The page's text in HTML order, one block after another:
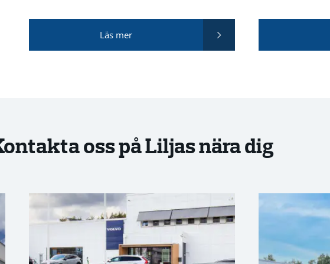
Läs mer
oss på Liljas nära dig